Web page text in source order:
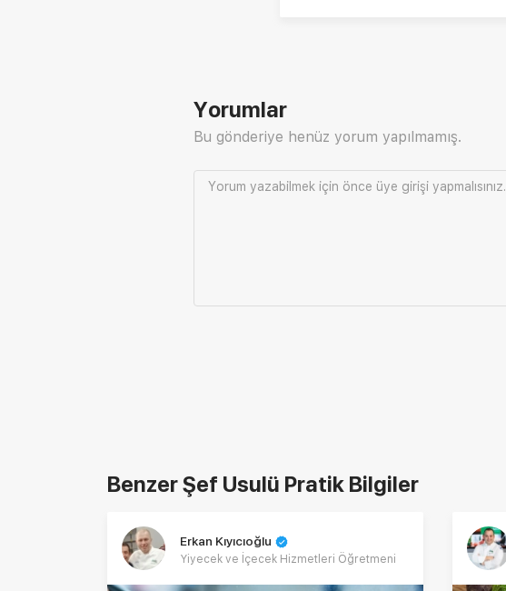
Yorumlar
Bu gönderiye henüz yorum yapılmamış.
Yorum yazabilmek için önce üye girişi yapmalısınız.
Benzer Şef Usulü Pratik Bilgiler
Erkan Kıyıcıoğlu
Yiyecek ve İçecek Hizmetleri Öğretmeni